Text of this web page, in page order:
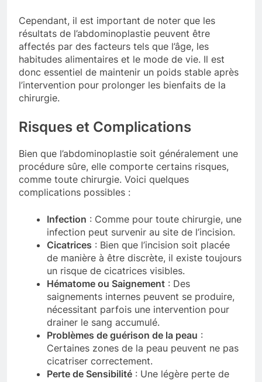
Cependant, il est important de noter que les
résultats de l’abdominoplastie peuvent être
affectés par des facteurs tels que l’âge, les
habitudes alimentaires et le mode de vie. Il est
donc essentiel de maintenir un poids stable après
l’intervention pour prolonger les bienfaits de la
chirurgie.
Risques et Complications
Bien que l’abdominoplastie soit généralement une
procédure sûre, elle comporte certains risques,
comme toute chirurgie. Voici quelques
complications possibles :
Infection : Comme pour toute chirurgie, une
infection peut survenir au site de l’incision.
Cicatrices : Bien que l’incision soit placée
de manière à être discrète, il existe toujours
un risque de cicatrices visibles.
Hématome ou Saignement : Des
saignements internes peuvent se produire,
nécessitant parfois une intervention pour
drainer le sang accumulé.
Problèmes de guérison de la peau :
Certaines zones de la peau peuvent ne pas
cicatriser correctement.
Perte de Sensibilité : Une légère perte de